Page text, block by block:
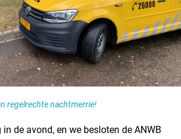
regelrechte nachtmerrie!
de avond, en we besloten de ANWB